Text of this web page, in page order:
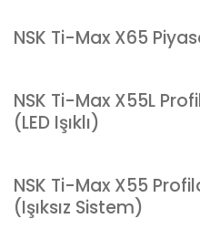
NSK Ti-Max X65
NSK Ti-Max X55L
(LED Işıklı)
NSK Ti-Max X55
(Işıksız Sistem)